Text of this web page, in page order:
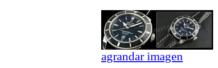
agrandar imagen